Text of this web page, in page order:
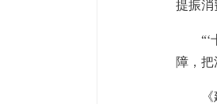
提振消
障，把